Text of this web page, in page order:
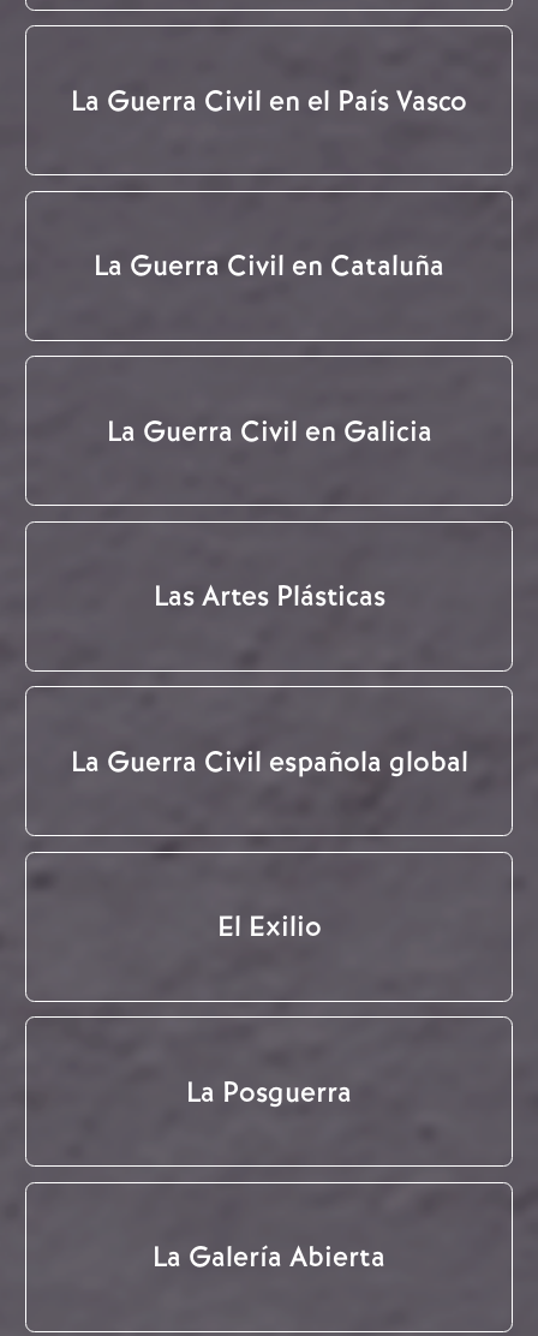
La Guerra Civil en el País Vasco
La Guerra Civil en Cataluña
La Guerra Civil en Galicia
Las Artes Plásticas
La Guerra Civil española global
El Exilio
La Posguerra
La Galería Abierta